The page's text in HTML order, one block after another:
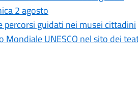
2 agosto
percorsi guidati nei musei cittadini
UNESCO nel sito dei